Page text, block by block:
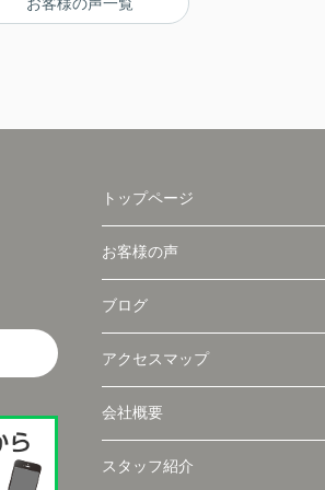
トップページ
お客様の声
ブログ
アクセスマップ
会社概要
スタッフ紹介